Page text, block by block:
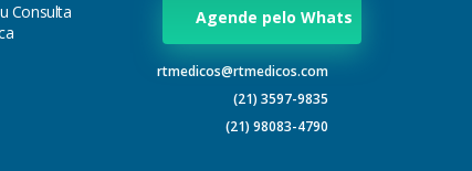
Consulta
Agende pelo Whats
rtmedicos@rtmedicos.com
(21) 3597-9835
(21) 98083-4790